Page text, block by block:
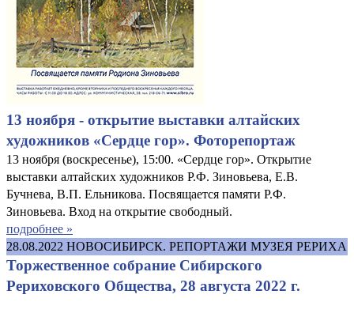
13 ноября - открытие выставки алтайских
художников «Сердце гор». Фоторепортаж
13 ноября (воскресенье), 15:00. «Сердце гор». Открытие
выставки алтайских художников Р.Ф. Зиновьева, Е.В.
Бучнева, В.П. Ельникова. Посвящается памяти Р.Ф.
Зиновьева. Вход на открытие свободный.
подробнее »
28.08.2022 НОВОСИБИРСК. РЕПОРТАЖИ МУЗЕЯ РЕРИХА
Торжественное собрание Сибирского
Рериховского Общества, 28 августа 2022 г.